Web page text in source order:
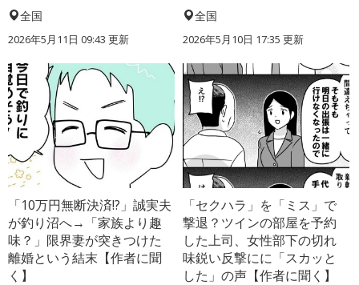
全国
2026年5月11日 09:43 更新
全国
2026年5月10日 17:35 更新
「10万円無断決済!?」誠実夫
が釣り沼へ→「家族より趣
味？」限界妻が突きつけた
離婚という結末【作者に聞
く】
「セクハラ」を「ミス」で
撃退？ツインの部屋を予約
した上司、女性部下の切れ
味鋭い反撃にに「スカッと
した」の声【作者に聞く】